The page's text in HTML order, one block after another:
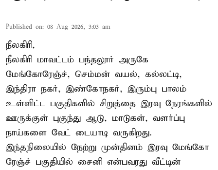
Published on: 08 Aug 2026, 3:03 am
நீலகிரி,
நீலகிரி மாவட்டம் பந்தலூர் அருகே
மேங்கோரேஞ்ச், செம்மன் வயல், கல்லட்டி,
இந்திரா நகர், இண்கோநகர், இரும்பு பாலம்
உள்ளிட்ட பகுதிகளில் சிறுத்தை இரவு நேரங்களில்
ஊருக்குள் புகுந்து ஆடு, மாடுகள், வளர்ப்பு
நாய்களை வேட் டையாடி வருகிறது.
இந்தநிலையில் நேற்று முன்தினம் இரவு மேங்கோ
ரேஞ்ச் பகுதியில் சைனி என்பவரது வீட்டின்